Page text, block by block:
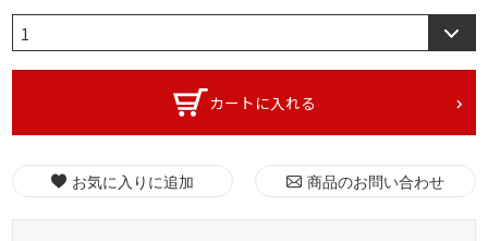
カートに入れる
お気に入りに追加 商品のお問い合わせ